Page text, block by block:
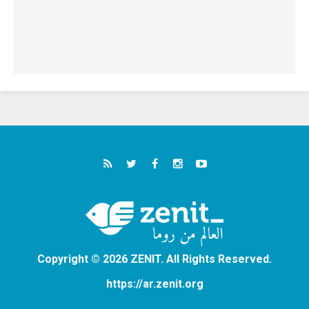
Copyright © 2026 ZENIT. All Rights Reserved.
https://ar.zenit.org